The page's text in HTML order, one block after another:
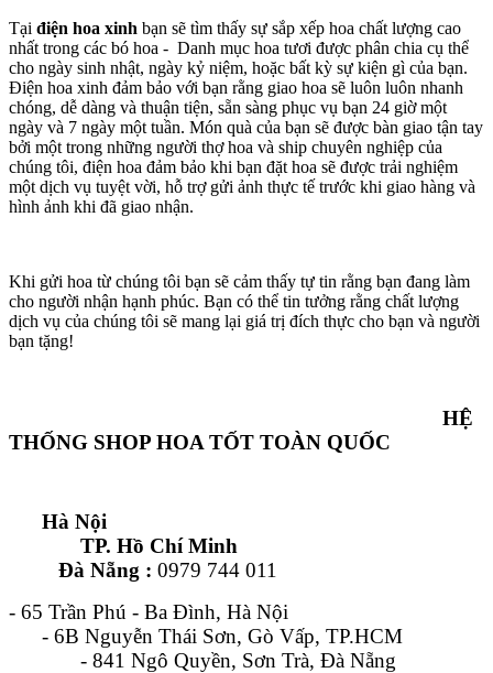
Tại điện hoa xinh bạn sẽ tìm thấy sự sắp xếp hoa chất lượng cao
nhất trong các bó hoa - Danh mục hoa tươi được phân chia cụ thể
cho ngày sinh nhật, ngày kỷ niệm, hoặc bất kỳ sự kiện gì của bạn.
Điện hoa xinh đảm bảo với bạn rằng giao hoa sẽ luôn luôn nhanh
chóng, dễ dàng và thuận tiện, sẵn sàng phục vụ bạn 24 giờ một
ngày và 7 ngày một tuần. Món quà của bạn sẽ được bàn giao tận tay
bởi một trong những người thợ hoa và ship chuyên nghiệp của
chúng tôi, điện hoa đảm bảo khi bạn đặt hoa sẽ được trải nghiệm
một dịch vụ tuyệt vời, hỗ trợ gửi ảnh thực tế trước khi giao hàng và
hình ảnh khi đã giao nhận.
Khi gửi hoa từ chúng tôi bạn sẽ cảm thấy tự tin rằng bạn đang làm
cho người nhận hạnh phúc. Bạn có thể tin tưởng rằng chất lượng
dịch vụ của chúng tôi sẽ mang lại giá trị đích thực cho bạn và người
bạn tặng!
HỆ
THỐNG SHOP HOA TỐT TOÀN QUỐC
Hà Nội
TP. Hồ Chí Minh
Đà Nẵng : 0979 744 011
- 65 Trần Phú - Ba Đình, Hà Nội
- 6B Nguyễn Thái Sơn, Gò Vấp, TP.HCM
- 841 Ngô Quyền, Sơn Trà, Đà Nẵng